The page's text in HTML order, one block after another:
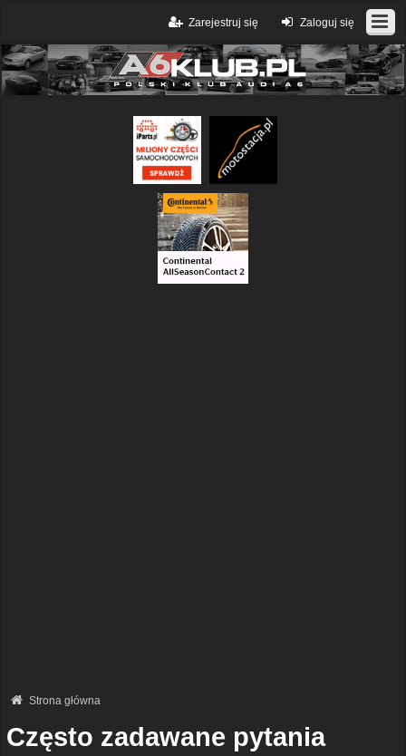
Zaloguj się
Zarejestruj się
Strona główna
Często zadawane pytania